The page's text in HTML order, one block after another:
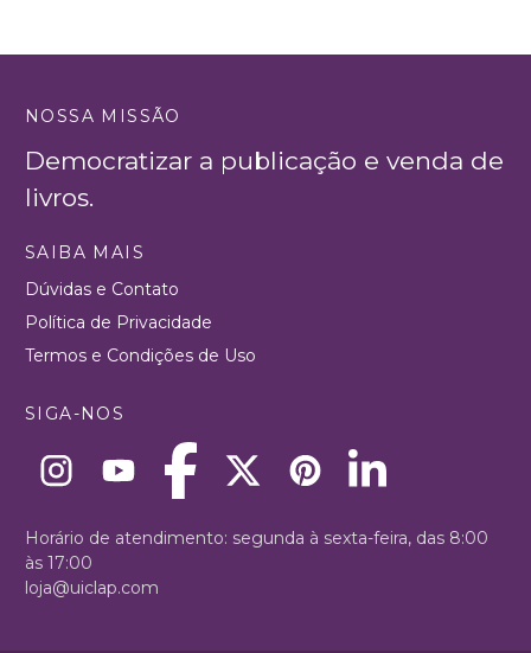
NOSSA MISSÃO
Democratizar a publicação e venda de
livros.
SAIBA MAIS
Dúvidas e Contato
Política de Privacidade
Termos e Condições de Uso
SIGA-NOS
Horário de atendimento: segunda à sexta-feira, das 8:00
às 17:00
loja@uiclap.com